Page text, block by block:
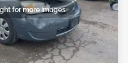
for more images